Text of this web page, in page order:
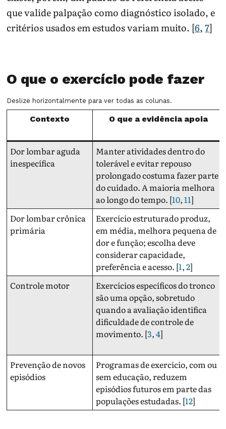
que valide palpação como diagnóstico isolado, e
critérios usados em estudos variam muito. [6,7]
O que o exercício pode fazer
Deslize horizontalmente para ver todas as colunas.
Contexto O que a evidência apoia
Dor lombar aguda
inespecífica
Manter atividades dentro do
tolerável e evitar repouso
prolongado costuma fazer parte
do cuidado. A maioria melhora
ao longo do tempo. [10,11]
Dor lombar crônica
primária
Exercício estruturado produz,
em média, melhora pequena de
dor e função; escolha deve
considerar capacidade,
preferência e acesso. [1,2]
Controle motor
Exercícios específicos do tronco
são uma opção, sobretudo
quando a avaliação identifica
dificuldade de controle de
movimento. [3,4]
Prevenção de novos
episódios
Programas de exercício, com ou
sem educação, reduzem
episódios futuros em parte das
populações estudadas. [12]